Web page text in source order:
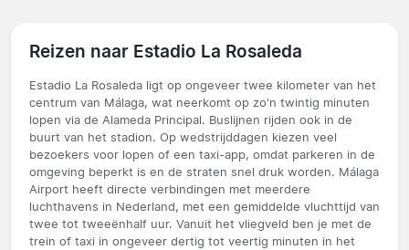
Reizen naar Estadio La Rosaleda
Estadio La Rosaleda ligt op ongeveer twee kilometer van het
centrum van Málaga, wat neerkomt op zo'n twintig minuten
lopen via de Alameda Principal. Buslijnen rijden ook in de
buurt van het stadion. Op wedstrijddagen kiezen veel
bezoekers voor lopen of een taxi-app, omdat parkeren in de
omgeving beperkt is en de straten snel druk worden. Málaga
Airport heeft directe verbindingen met meerdere
luchthavens in Nederland, met een gemiddelde vluchttijd van
twee tot tweeënhalf uur. Vanuit het vliegveld ben je met de
trein of taxi in ongeveer dertig tot veertig minuten in het